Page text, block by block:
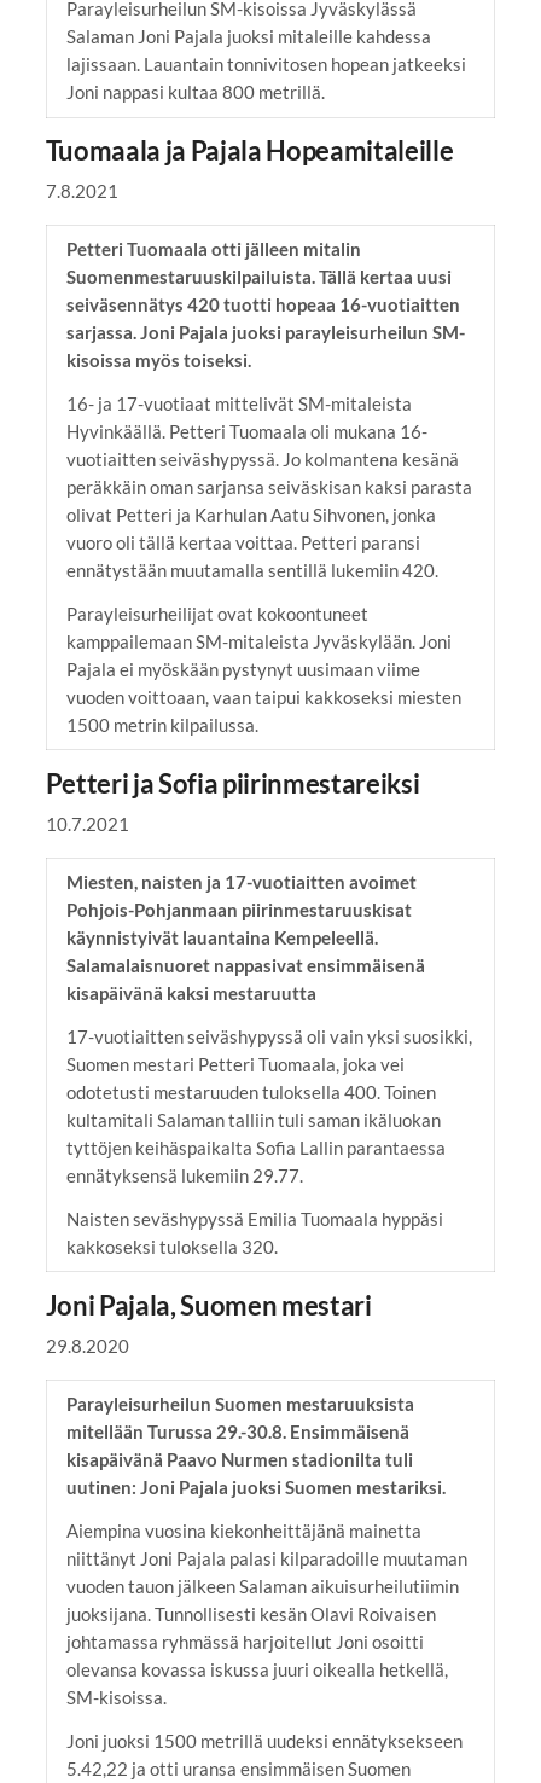
Parayleisurheilun SM-kisoissa Jyväskylässä
Salaman Joni Pajala juoksi mitaleille kahdessa
lajissaan. Lauantain tonnivitosen hopean jatkeeksi
Joni nappasi kultaa 800 metrillä.
Tuomaala ja Pajala Hopeamitaleille
7.8.2021
Petteri Tuomaala otti jälleen mitalin
Suomenmestaruuskilpailuista. Tällä kertaa uusi
seiväsennätys 420 tuotti hopeaa 16-vuotiaitten
sarjassa. Joni Pajala juoksi parayleisurheilun SM-
kisoissa myös toiseksi.
16- ja 17-vuotiaat mittelivät SM-mitaleista
Hyvinkäällä. Petteri Tuomaala oli mukana 16-
vuotiaitten seiväshypyssä. Jo kolmantena kesänä
peräkkäin oman sarjansa seiväskisan kaksi parasta
olivat Petteri ja Karhulan Aatu Sihvonen, jonka
vuoro oli tällä kertaa voittaa. Petteri paransi
ennätystään muutamalla sentillä lukemiin 420.
Parayleisurheilijat ovat kokoontuneet
kamppailemaan SM-mitaleista Jyväskylään. Joni
Pajala ei myöskään pystynyt uusimaan viime
vuoden voittoaan, vaan taipui kakkoseksi miesten
1500 metrin kilpailussa.
Petteri ja Sofia piirinmestareiksi
10.7.2021
Miesten, naisten ja 17-vuotiaitten avoimet
Pohjois-Pohjanmaan piirinmestaruuskisat
käynnistyivät lauantaina Kempeleellä.
Salamalaisnuoret nappasivat ensimmäisenä
kisapäivänä kaksi mestaruutta
17-vuotiaitten seiväshypyssä oli vain yksi suosikki,
Suomen mestari Petteri Tuomaala, joka vei
odotetusti mestaruuden tuloksella 400. Toinen
kultamitali Salaman talliin tuli saman ikäluokan
tyttöjen keihäspaikalta Sofia Lallin parantaessa
ennätyksensä lukemiin 29.77.
Naisten seväshypyssä Emilia Tuomaala hyppäsi
kakkoseksi tuloksella 320.
Joni Pajala, Suomen mestari
29.8.2020
Parayleisurheilun Suomen mestaruuksista
mitellään Turussa 29.-30.8. Ensimmäisenä
kisapäivänä Paavo Nurmen stadionilta tuli
uutinen: Joni Pajala juoksi Suomen mestariksi.
Aiempina vuosina kiekonheittäjänä mainetta
niittänyt Joni Pajala palasi kilparadoille muutaman
vuoden tauon jälkeen Salaman aikuisurheilutiimin
juoksijana. Tunnollisesti kesän Olavi Roivaisen
johtamassa ryhmässä harjoitellut Joni osoitti
olevansa kovassa iskussa juuri oikealla hetkellä,
SM-kisoissa.
Joni juoksi 1500 metrillä uudeksi ennätyksekseen
5.42,22 ja otti uransa ensimmäisen Suomen